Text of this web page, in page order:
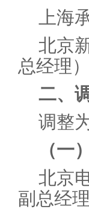
上海
北京
总经理）
二、
调整
（一
北京
副总经理